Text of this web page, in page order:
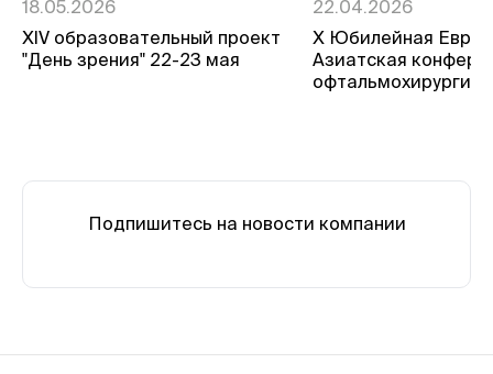
18.05.2026
ХIV образовательный проект
"День зрения" 22-23 мая
22.04.2026
Х Юбилейная Евро-
Азиатская
офтальмохирургии
Подпишитесь на новости компании